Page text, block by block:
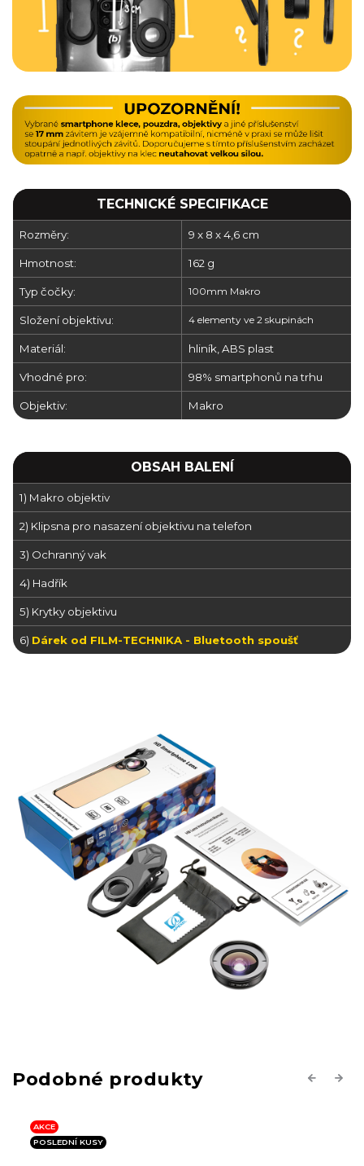
TECHNICKÉ SPECIFIKACE
Rozměry: 9 x 8 x 4,6 cm
Hmotnost: 162 g
Typ čočky: 100mm Makro
Složení objektivu: 4 elementy ve 2 skupinách
Materiál: hliník, ABS plast
Vhodné pro: 98% smartphonů na trhu
Objektiv: Makro
OBSAH BALENÍ
1) Makro objektiv
2) Klipsna pro nasazení objektivu na telefon
3) Ochranný vak
4) Hadřík
5) Krytky objektivu
6) Dárek od FILM-TECHNIKA - Bluetooth spoušť
Previous
AKCE
POSLEDNÍ KUSY
Next